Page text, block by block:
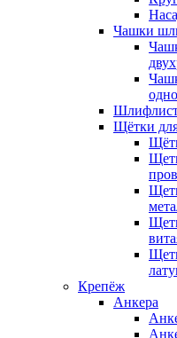
Чашки
Щётки
Крепёж
Анкера